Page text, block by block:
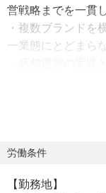
営戦略までを一貫
・複数ブランドを
一業態にとどまら
・成果やリーダー
■仕事内容
労働条件
【勤務地】